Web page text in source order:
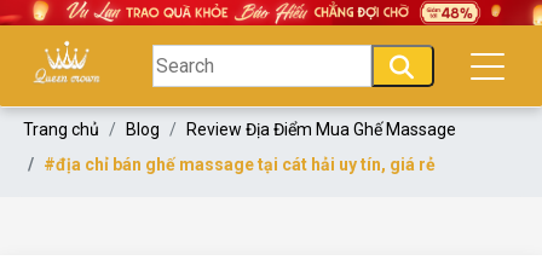
Trang chủ Blog
Review Địa Điểm Mua Ghế Massage
#địa chỉ bán ghế massage tại cát hải uy tín, giá rẻ